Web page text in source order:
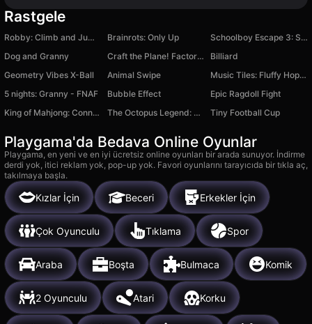
Rastgele
Robby: Climb and Jump Tower Brainrots: Only Up
Schoolboy Escape 3: Summer Camp
Dog and Granny
Craft the Plane! Factory Simulator
Billiard
Geometry Vibes X-Ball
Animal Swipe
Music Tiles: Fluffy Hop Beat
5 nights: Granny - FNAF
Bubble Effect
Epic Ragdoll Fight
King of Mahjong: Connecting Tiles
The Octopus Legend: Merge Game Tiny Football Cup
Playgama'da Bedava Online Oyunlar
Playgama, en yeni ve en iyi ücretsiz online oyunları bir arada sunuyor. İndirme
derdi yok, itici reklam yok, pop-up yok. Favori oyunlarını tarayıcıda bir tıkla aç,
takılmaya başla.
Kızlar İçin Beceri Erkekler İçin
Çok Oyunculu Tıklama Spor
Araba Boşta Bulmaca Komik
2 Oyunculu Atari Korku